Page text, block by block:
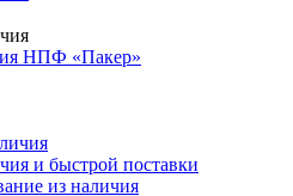
и быстрой поставки